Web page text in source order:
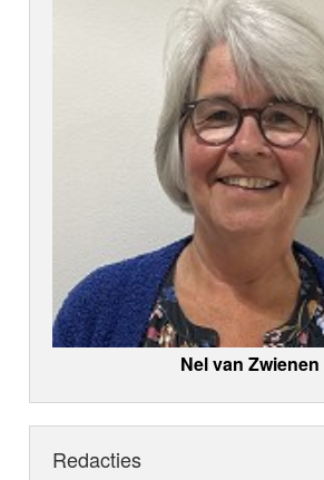
Nel van Zwienen
Redacties